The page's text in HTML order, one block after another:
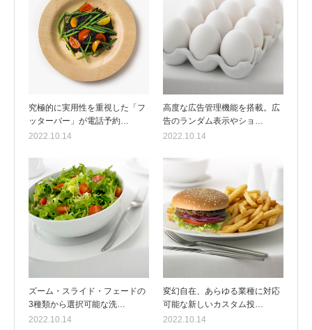
究極的に実用性を重視した「フ
ッターバー」が電話予約…
2022.10.14
高度な広告管理機能を搭載。広
告のランダム表示やショ…
2022.10.14
ズーム・スライド・フェードの
3種類から選択可能な洗…
2022.10.14
変幻自在、あらゆる業種に対応
可能な新しいカスタム投…
2022.10.14